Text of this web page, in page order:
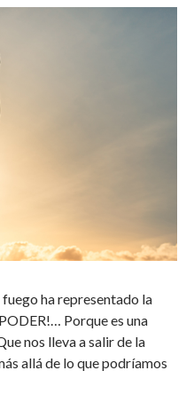
fuego ha representado la
Porque es una
nos lleva a salir de la
allá de lo que podríamos